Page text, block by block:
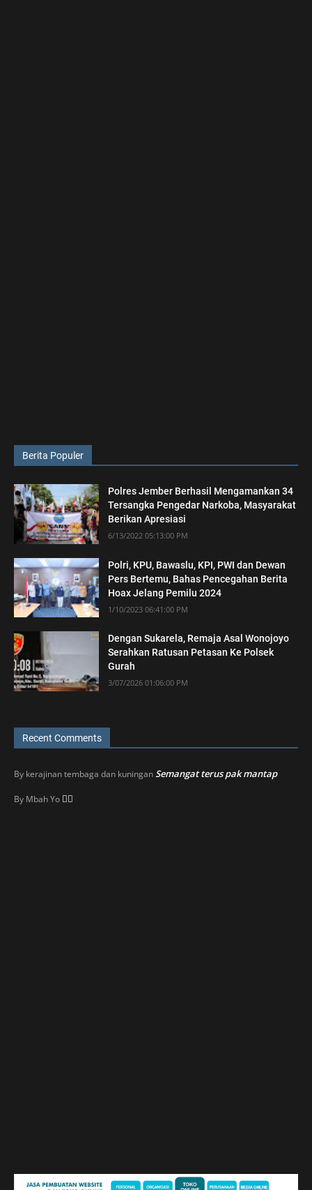
Berita Populer
Polres Jember Berhasil Mengamankan 34
Tersangka Pengedar Narkoba, Masyarakat
Berikan Apresiasi
6/13/2022 05:13:00 PM
Polri, KPU, Bawaslu, KPI, PWI dan Dewan
Pers Bertemu, Bahas Pencegahan Berita
Hoax Jelang Pemilu 2024
1/10/2023 06:41:00 PM
Dengan Sukarela, Remaja Asal Wonojoyo
Serahkan Ratusan Petasan Ke Polsek
Gurah
3/07/2026 01:06:00 PM
Recent Comments
By kerajinan tembaga dan kuninganSemangat terus pak mantap
By Mbah Yo 👍🏼